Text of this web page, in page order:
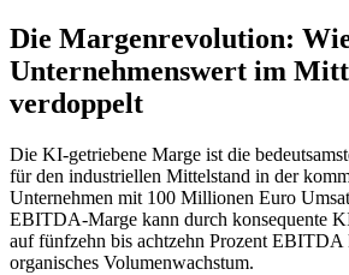
Die Margenrevolution:
Unternehmenswert im
verdoppelt
Die KI-getriebene Marge ist die
für den industriellen Mittelstand in der
Unternehmen mit 100 Millionen Euro
EBITDA-Marge kann durch konsequente
auf fünfzehn bis achtzehn Prozent EBITDA
organisches Volumenwachstum.